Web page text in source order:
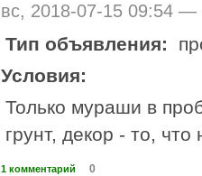
вс, 2018-07-15 09:54 —
Тип объявления:
Условия:
Только мураши в
грунт, декор - то,
1 комментарий 0